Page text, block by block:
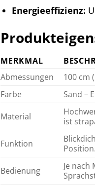
Energieeffizienz:
MERKMAL
Abmessungen
100 cm
Farbe
Sand –
Material
ist
Funktion
Position.
Bedienung
Je